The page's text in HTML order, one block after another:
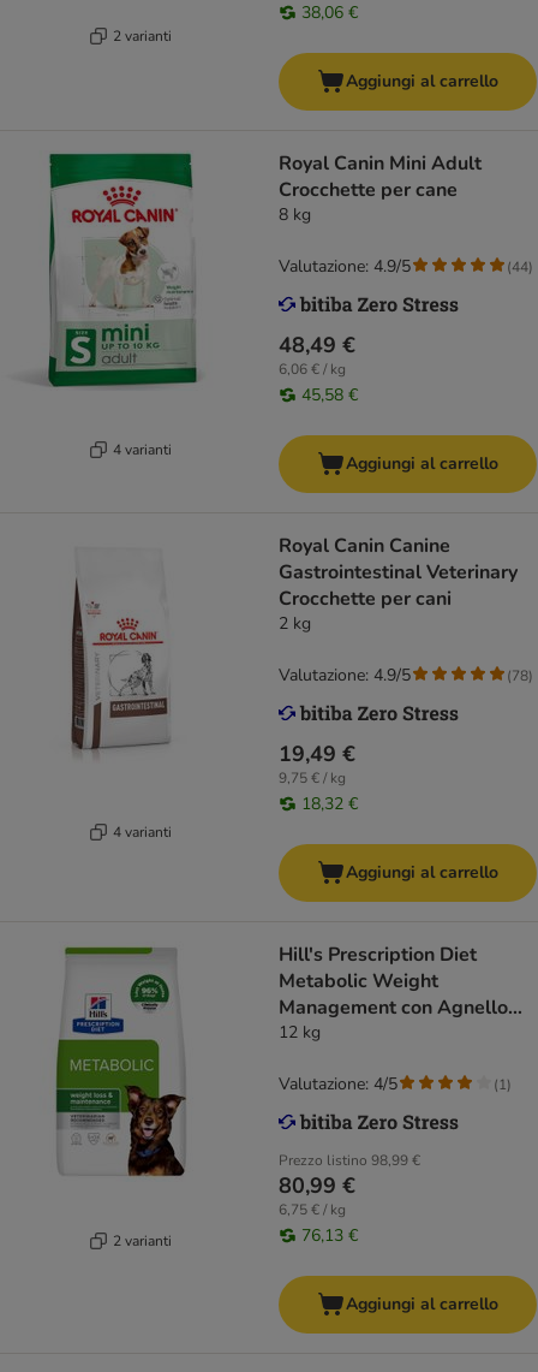
2 varianti
38,06 €
Aggiungi al carrello
4 varianti
Royal Canin Mini Adult
Crocchette per cane
8 kg
48,49 €
6,06 € / kg
45,58 €
Valutazione: 4.9/5 (44)
Aggiungi al carrello
4 varianti
Royal Canin Canine
Gastrointestinal Veterinary
Crocchette per cani
2 kg
19,49 €
9,75 € / kg
18,32 €
Valutazione: 4.9/5 (78)
Aggiungi al carrello
2 varianti
Hill's Prescription Diet
Metabolic Weight
Management con Agnello
per cani
12 kg
Prezzo listino 98,99 €
80,99 €
6,75 € / kg
76,13 €
Valutazione: 4/5 (1)
Aggiungi al carrello